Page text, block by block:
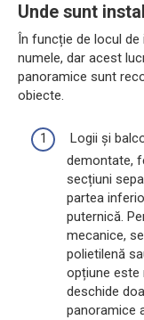
Unde sunt
În funcție de locul de
numele, dar acest
panoramice sunt
obiecte.
Logii și
demontate,
secțiuni
partea
puternică.
mecanice,
polietilenă
opțiune este
deschide
panoramice